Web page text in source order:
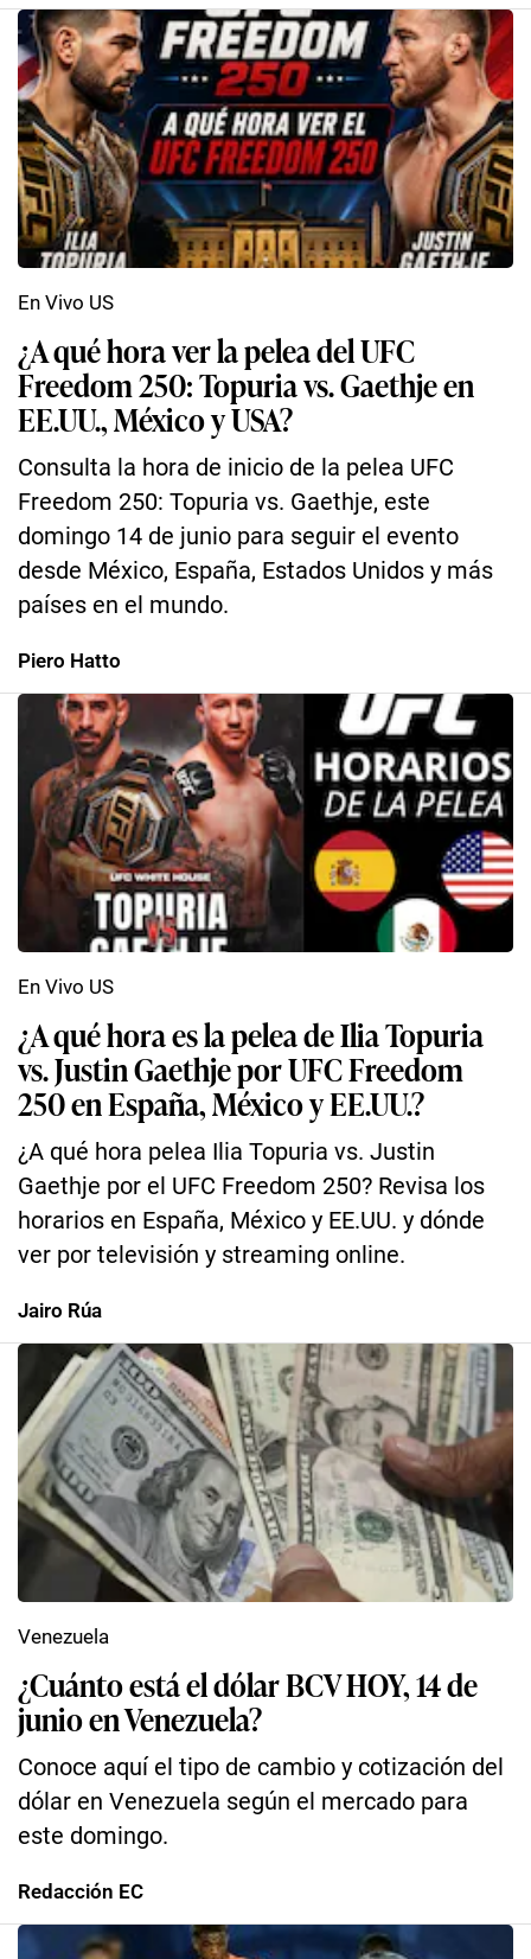
¿A qué hora ver la pelea del UFC
Freedom 250: Topuria vs. Gaethje en
EE.UU., México y USA?
Consulta la hora de inicio de la pelea UFC
Freedom 250: Topuria vs. Gaethje, este
domingo 14 de junio para seguir el evento
desde México, España, Estados Unidos y más
países en el mundo.
En Vivo US
Piero Hatto
¿A qué hora es la pelea de Ilia Topuria
vs. Justin Gaethje por UFC Freedom
250 en España, México y EE.UU.?
¿A qué hora pelea Ilia Topuria vs. Justin
Gaethje por el UFC Freedom 250? Revisa los
horarios en España, México y EE.UU. y dónde
ver por televisión y streaming online.
En Vivo US
Jairo Rúa
¿Cuánto está el dólar BCV HOY, 14 de
junio en Venezuela?
Conoce aquí el tipo de cambio y cotización del
dólar en Venezuela según el mercado para
este domingo.
Venezuela
Redacción EC